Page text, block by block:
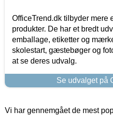
OfficeTrend.dk tilbyder mere
produkter. De har et bredt
emballage, etiketter og
skolestart, gæstebøger og
at se deres udvalg.
Se udvalget på
Vi har gennemgået de mest